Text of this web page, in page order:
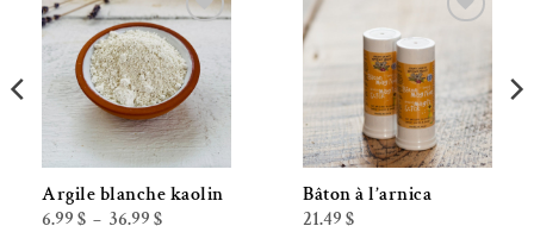
Ajouter à la liste de souhaits
Argile blanche kaolin
6.99 $ – 36.99 $Plage
Ajouter à la liste de souhaits
Bâton à l’arnica
21.49 $